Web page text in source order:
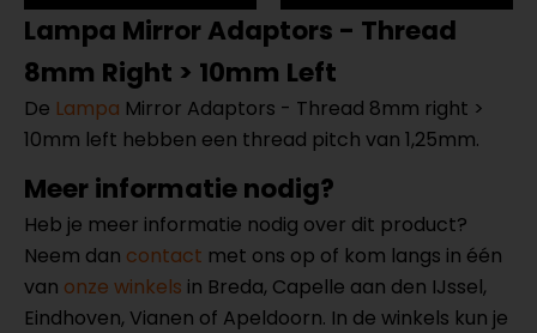
Lampa Mirror Adaptors - Thread
8mm Right > 10mm Left
De Lampa Mirror Adaptors - Thread 8mm right >
10mm left hebben een thread pitch van 1,25mm.
Meer informatie nodig?
Heb je meer informatie nodig over dit product?
Neem dan contact met ons op of kom langs in één
van onze winkels in Breda, Capelle aan den IJssel,
Eindhoven, Vianen of Apeldoorn. In de winkels kun je